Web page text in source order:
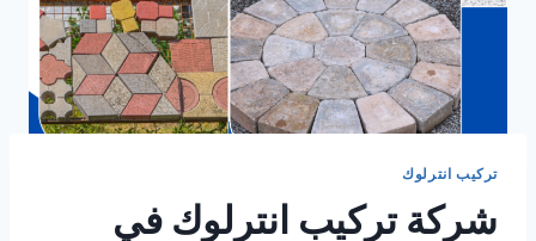
تركيب انترلوك
شركة تركيب انترلوك في